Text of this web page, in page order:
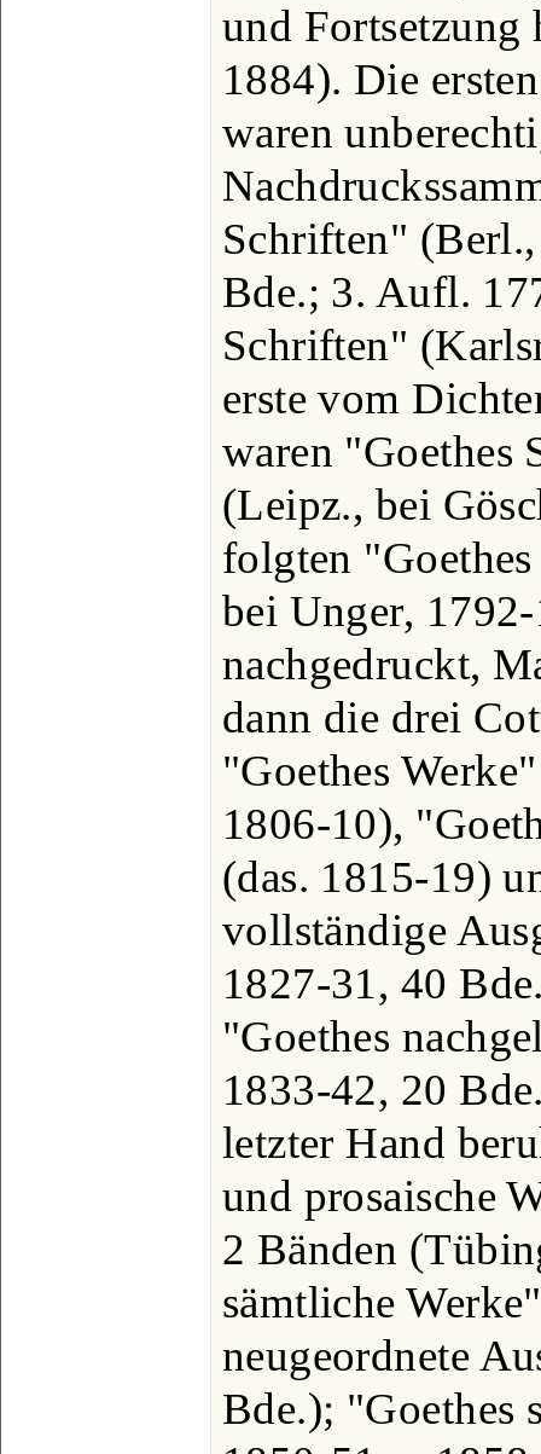
und
1884). Die
waren
Schriften"
Bde.; 3. Aufl.
Schriften"
erste vom
waren "Goethes
(Leipz., bei
folgten
bei Unger,
nachgedruckt,
dann die drei
"Goethes
1806-10),
(das. 1815-19)
vollständige
1827-31, 40
"Goethes
1833-42, 20
letzter Hand
und prosaische
2 Bänden
sämtliche
neugeordnete
Bde.); "Goethes